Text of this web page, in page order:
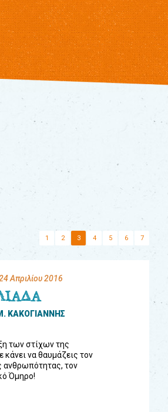
1 2 3 4 5 6 7
Απριλίου 2016
ΚΑΚΟΓΙΑΝΝΗΣ
των στίχων της
κάνει να θαυμάζεις τον
ανθρωπότητας, τον
Όμηρο!